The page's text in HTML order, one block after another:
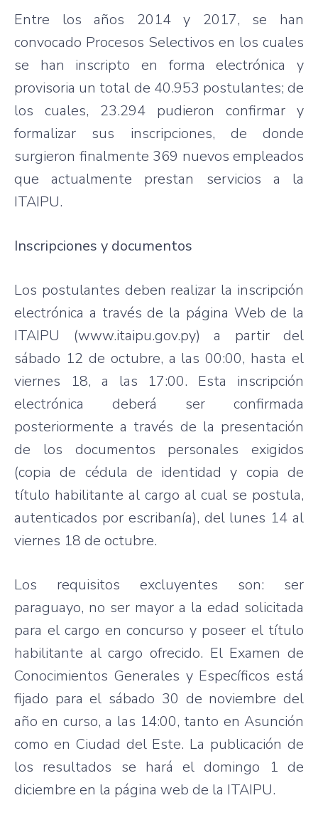
Entre los años 2014 y 2017, se han
convocado Procesos Selectivos en los cuales
se han inscripto en forma electrónica y
provisoria un total de 40.953 postulantes; de
los cuales, 23.294 pudieron confirmar y
formalizar sus inscripciones, de donde
surgieron finalmente 369 nuevos empleados
que actualmente prestan servicios a la
ITAIPU.
Inscripciones y documentos
Los postulantes deben realizar la inscripción
electrónica a través de la página Web de la
ITAIPU (www.itaipu.gov.py) a partir del
sábado 12 de octubre, a las 00:00, hasta el
viernes 18, a las 17:00. Esta inscripción
electrónica deberá ser confirmada
posteriormente a través de la presentación
de los documentos personales exigidos
(copia de cédula de identidad y copia de
título habilitante al cargo al cual se postula,
autenticados por escribanía), del lunes 14 al
viernes 18 de octubre.
Los requisitos excluyentes son: ser
paraguayo, no ser mayor a la edad solicitada
para el cargo en concurso y poseer el título
habilitante al cargo ofrecido. El Examen de
Conocimientos Generales y Específicos está
fijado para el sábado 30 de noviembre del
año en curso, a las 14:00, tanto en Asunción
como en Ciudad del Este. La publicación de
los resultados se hará el domingo 1 de
diciembre en la página web de la ITAIPU.